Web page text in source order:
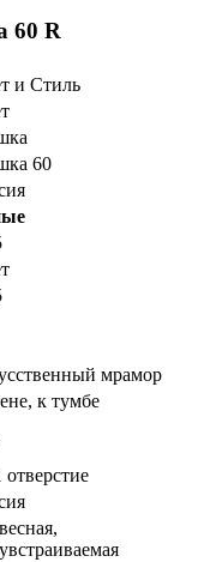
60 R
и Стиль
60
мрамор
к тумбе
отверстие